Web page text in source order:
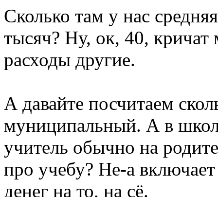
Сколько там у нас
тысяч? Ну, ок, 40,
расходы другие.
А давайте посчитаем
муниципальный. А в
учитель обычно на
про учебу? Не-а
денег на то, на сё.